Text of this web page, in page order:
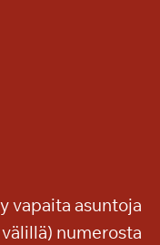
vapaita asuntoja
numerosta